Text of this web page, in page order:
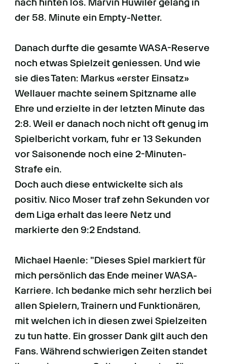
nach hinten los. Marvin Huwiler gelang in
der 58. Minute ein Empty-Netter.
Danach durfte die gesamte WASA-Reserve
noch etwas Spielzeit geniessen. Und wie
sie dies Taten: Markus «erster Einsatz»
Wellauer machte seinem Spitzname alle
Ehre und erzielte in der letzten Minute das
2:8. Weil er danach noch nicht oft genug im
Spielbericht vorkam, fuhr er 13 Sekunden
vor Saisonende noch eine 2-Minuten-
Strafe ein.
Doch auch diese entwickelte sich als
positiv. Nico Moser traf zehn Sekunden vor
dem Liga erhalt das leere Netz und
markierte den 9:2 Endstand.
Michael Haenle: "Dieses Spiel markiert für
mich persönlich das Ende meiner WASA-
Karriere. Ich bedanke mich sehr herzlich bei
allen Spielern, Trainern und Funktionären,
mit welchen ich in diesen zwei Spielzeiten
zu tun hatte. Ein grosser Dank gilt auch den
Fans. Während schwierigen Zeiten standet